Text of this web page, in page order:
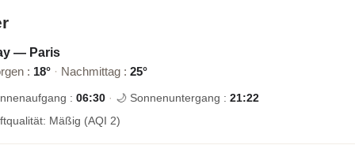
— Paris
: 18° · Nachmittag : 25°
: 06:30 · 🌙 Sonnenuntergang : 21:22
Mäßig (AQI 2)